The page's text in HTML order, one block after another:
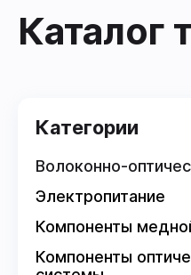
Каталог
Категории
Волоконно-
Электропитание
Электропитание
Аксессуары для
Компоненты
Компоненты
Компоненты